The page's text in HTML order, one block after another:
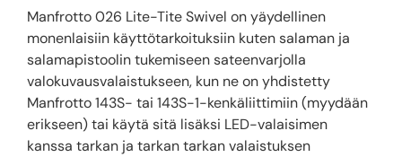
Manfrotto 026 Lite-Tite Swivel on yäydellinen
monenlaisiin käyttötarkoituksiin kuten salaman ja
salamapistoolin tukemiseen sateenvarjolla
valokuvausvalaistukseen, kun ne on yhdistetty
Manfrotto 143S- tai 143S-1-kenkäliittimiin (myydään
erikseen) tai käytä sitä lisäksi LED-valaisimen
kanssa tarkan ja tarkan tarkan valaistuksen